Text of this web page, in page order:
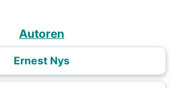
Autoren
Ernest Nys